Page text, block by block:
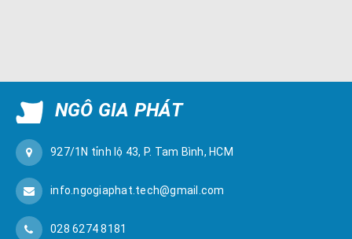
NGÔ GIA PHÁT
927/1N tỉnh lộ 43, P. Tam Bình, HCM
info.ngogiaphat.tech@gmail.com
028 6274 8181